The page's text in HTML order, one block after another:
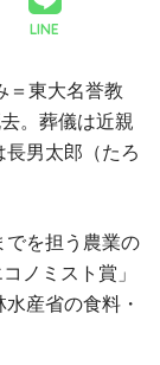
LINE
＝東大名誉教
。葬儀は近親
男太郎（たろ
でを担う農業の
ノミスト賞」
産省の食料・